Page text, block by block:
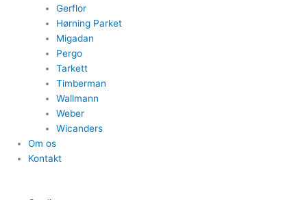
Gerflor
Hørning Parket
Migadan
Pergo
Tarkett
Timberman
Wallmann
Weber
Wicanders
Om os
Kontakt